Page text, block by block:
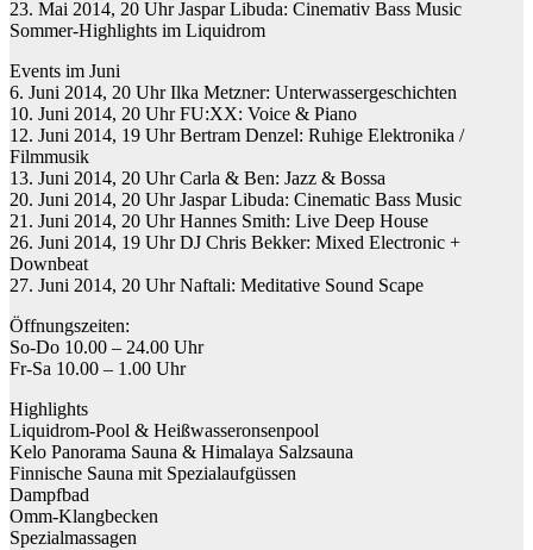
23. Mai 2014, 20 Uhr Jaspar Libuda: Cinemativ Bass Music
Sommer-Highlights im Liquidrom
Events im Juni
6. Juni 2014, 20 Uhr Ilka Metzner: Unterwassergeschichten
10. Juni 2014, 20 Uhr FU:XX: Voice & Piano
12. Juni 2014, 19 Uhr Bertram Denzel: Ruhige Elektronika /
Filmmusik
13. Juni 2014, 20 Uhr Carla & Ben: Jazz & Bossa
20. Juni 2014, 20 Uhr Jaspar Libuda: Cinematic Bass Music
21. Juni 2014, 20 Uhr Hannes Smith: Live Deep House
26. Juni 2014, 19 Uhr DJ Chris Bekker: Mixed Electronic +
Downbeat
27. Juni 2014, 20 Uhr Naftali: Meditative Sound Scape
Öffnungszeiten:
So-Do 10.00 – 24.00 Uhr
Fr-Sa 10.00 – 1.00 Uhr
Highlights
Liquidrom-Pool & Heißwasseronsenpool
Kelo Panorama Sauna & Himalaya Salzsauna
Finnische Sauna mit Spezialaufgüssen
Dampfbad
Omm-Klangbecken
Spezialmassagen